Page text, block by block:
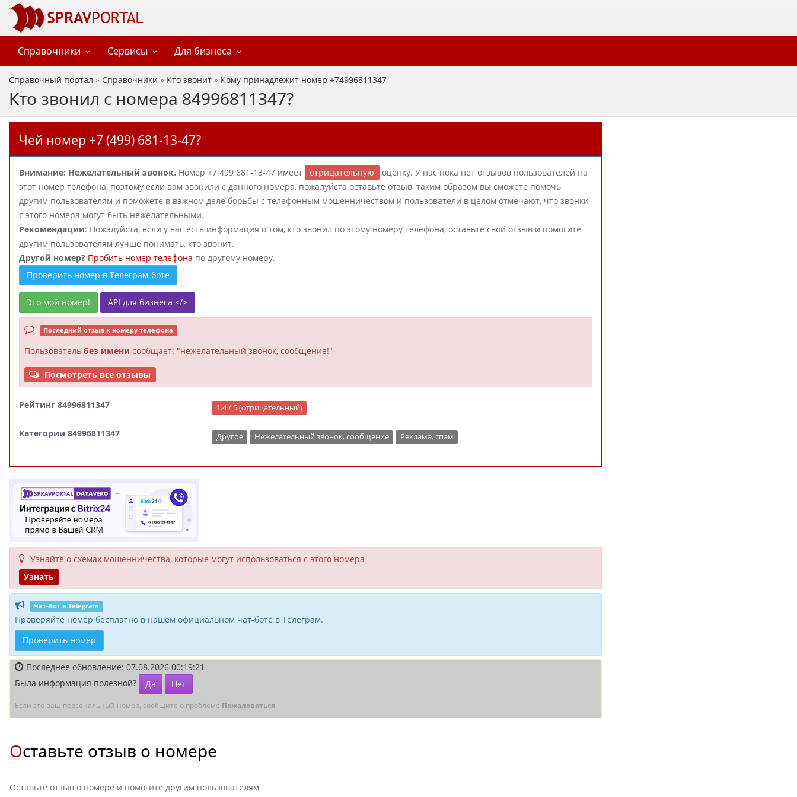
Справочники Сервисы Для бизнеса
Справочный портал » Справочники » Кто звонит » Кому принадлежит номер +74996811347
Кто звонил с номера 84996811347?
Чей номер +7 (499) 681-13-47?
Внимание: Нежелательный звонок. Номер +7 499 681-13-47 имеет отрицательную
оценку. У нас пока нет отзывов пользователей на
этот номер телефона, поэтому если вам звонили с данного номера, пожалуйста оставьте отзыв, таким образом вы сможете помочь
другим пользователям и поможете в важном деле борьбы с телефонным мошенничеством и пользователи в целом отмечают, что звонки
с этого номера могут быть нежелательными.
Рекомендации: Пожалуйста, если у вас есть информация о том, кто звонил по этому номеру телефона, оставьте свой отзыв и помогите
другим пользователям лучше понимать, кто звонит.
Другой номер? Пробить номер телефона по другому номеру.
Проверить номер в Телеграм-боте
Это мой номер! API для бизнеса </>
Последний отзыв к номеру телефона
Пользователь без имени сообщает: "нежелательный звонок, сообщение!"
Посмотреть все отзывы
Рейтинг 84996811347 1.4 / 5 (отрицательный)
Категории 84996811347 Другое Нежелательный звонок, сообщение Реклама, спам
Узнайте о схемах мошенни­чества, кото­рые могут исполь­зоваться с этого номера
Узнать
Чат-бот в Telegram
Проверяйте номер бесплатно в нашем официальном чат-боте в Телеграм.
Проверить номер
Последнее обновление: 07.08.2026 00:19:21
Была информация полезной?
Да Нет
Если это ваш персональный номер, сообщите о проблеме Пожаловаться
Оставьте отзыв о номере
Оставьте отзыв о номере и помогите другим пользователям